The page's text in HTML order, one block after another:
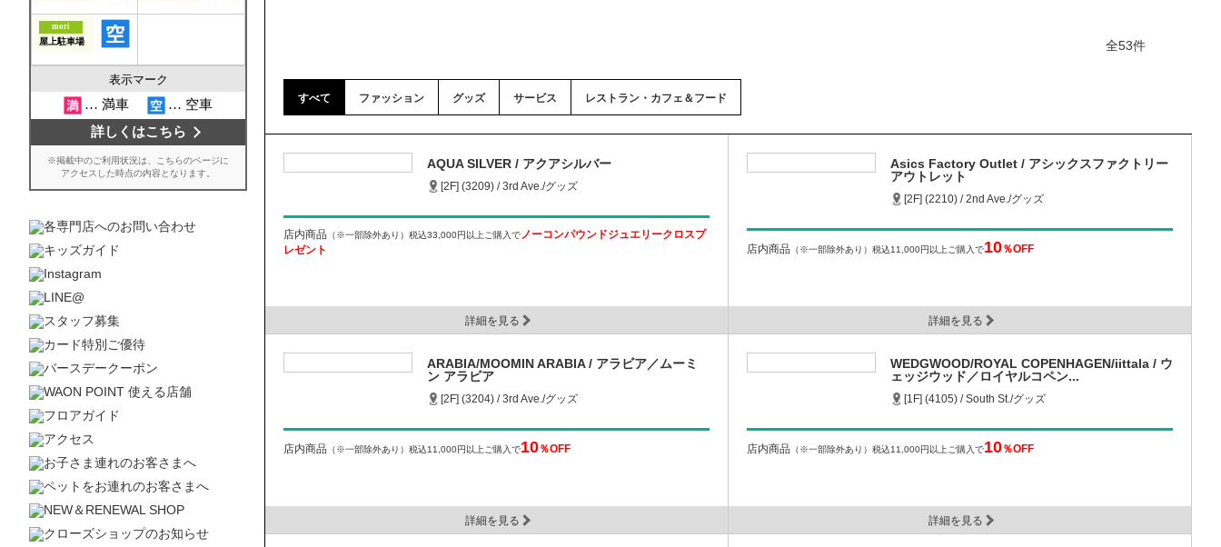
全53件
すべて ファッション グッズ サービス レストラン・カフェ＆フード
AQUA SILVER / アクアシルバー
[2F] (3209) / 3rd Ave./グッズ
店内商品 （※一部除外あり） 税込33,000円以上ご購入でノーコンパウンドジュエリークロスプ
レゼント
詳細を見る
Asics Factory Outlet / アシックスファクトリー
アウトレット
[2F] (2210) / 2nd Ave./グッズ
店内商品 （※一部除外あり） 税込11,000円以上ご購入で10％OFF
詳細を見る
ARABIA/MOOMIN ARABIA / アラビア／ムーミ
ン アラビア
[2F] (3204) / 3rd Ave./グッズ
店内商品 （※一部除外あり） 税込11,000円以上ご購入で10％OFF
詳細を見る
WEDGWOOD/ROYAL COPENHAGEN/iittala / ウ
ェッジウッド／ロイヤルコペン...
[1F] (4105) / South St./グッズ
店内商品 （※一部除外あり） 税込11,000円以上ご購入で10％OFF
詳細を見る